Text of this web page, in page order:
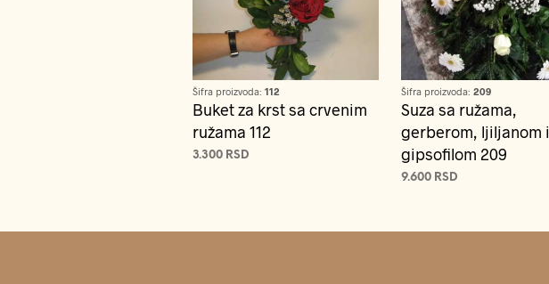
Šifra proizvoda: 112
Buket za krst sa crvenim
ružama 112
3.300 RSD
Šifra proizvoda: 209
Suza sa ružama,
gerberom, ljiljanom i
gipsofilom 209
9.600 RSD